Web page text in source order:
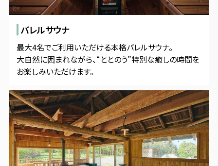
バレルサウナ
最大4名でご利用いただける本格バレルサウナ。
大自然に囲まれながら、“ととのう”特別な癒しの時間を
お楽しみいただけます。